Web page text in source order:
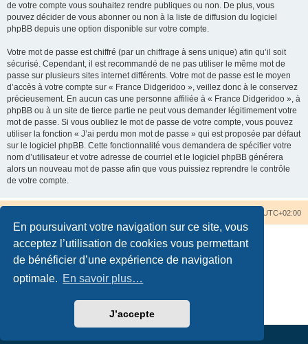
En poursuivant votre navigation sur ce site, vous
acceptez l’utilisation de cookies vous permettant
de bénéficier d’une expérience de navigation
optimale. En savoir plus…
J’accepte
de votre compte vous souhaitez rendre publiques ou non. De plus, vous
pouvez décider de vous abonner ou non à la liste de diffusion du logiciel
phpBB depuis une option disponible sur votre compte.
Votre mot de passe est chiffré (par un chiffrage à sens unique) afin qu’il soit
sécurisé. Cependant, il est recommandé de ne pas utiliser le même mot de
passe sur plusieurs sites internet différents. Votre mot de passe est le moyen
d’accès à votre compte sur « France Didgeridoo », veillez donc à le conservez
précieusement. En aucun cas une personne affiliée à « France Didgeridoo », à
phpBB ou à un site de tierce partie ne peut vous demander légitimement votre
mot de passe. Si vous oubliez le mot de passe de votre compte, vous pouvez
utiliser la fonction « J’ai perdu mon mot de passe » qui est proposée par défaut
sur le logiciel phpBB. Cette fonctionnalité vous demandera de spécifier votre
nom d’utilisateur et votre adresse de courriel et le logiciel phpBB générera
alors un nouveau mot de passe afin que vous puissiez reprendre le contrôle
de votre compte.
UTC+02:00
Traduction française officielle©
Confidentialité